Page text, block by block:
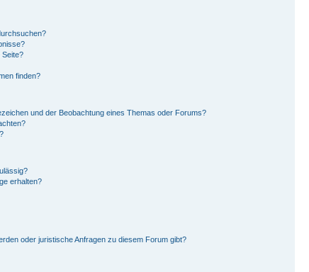
Seite?
finden?
und der Beobachtung eines Themas oder Forums?
erhalten?
oder juristische Anfragen zu diesem Forum gibt?